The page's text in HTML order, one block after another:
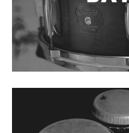
Amplificadores
Consolas mezcladoras
Procesadores y efectos
Monitores de estudio
Audífonos y monitoreo personal
Estantes y soportes